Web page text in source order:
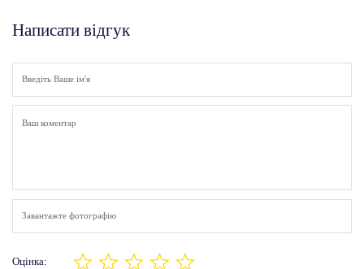
Написати відгук
Завантажте фотографію
Оцінка: